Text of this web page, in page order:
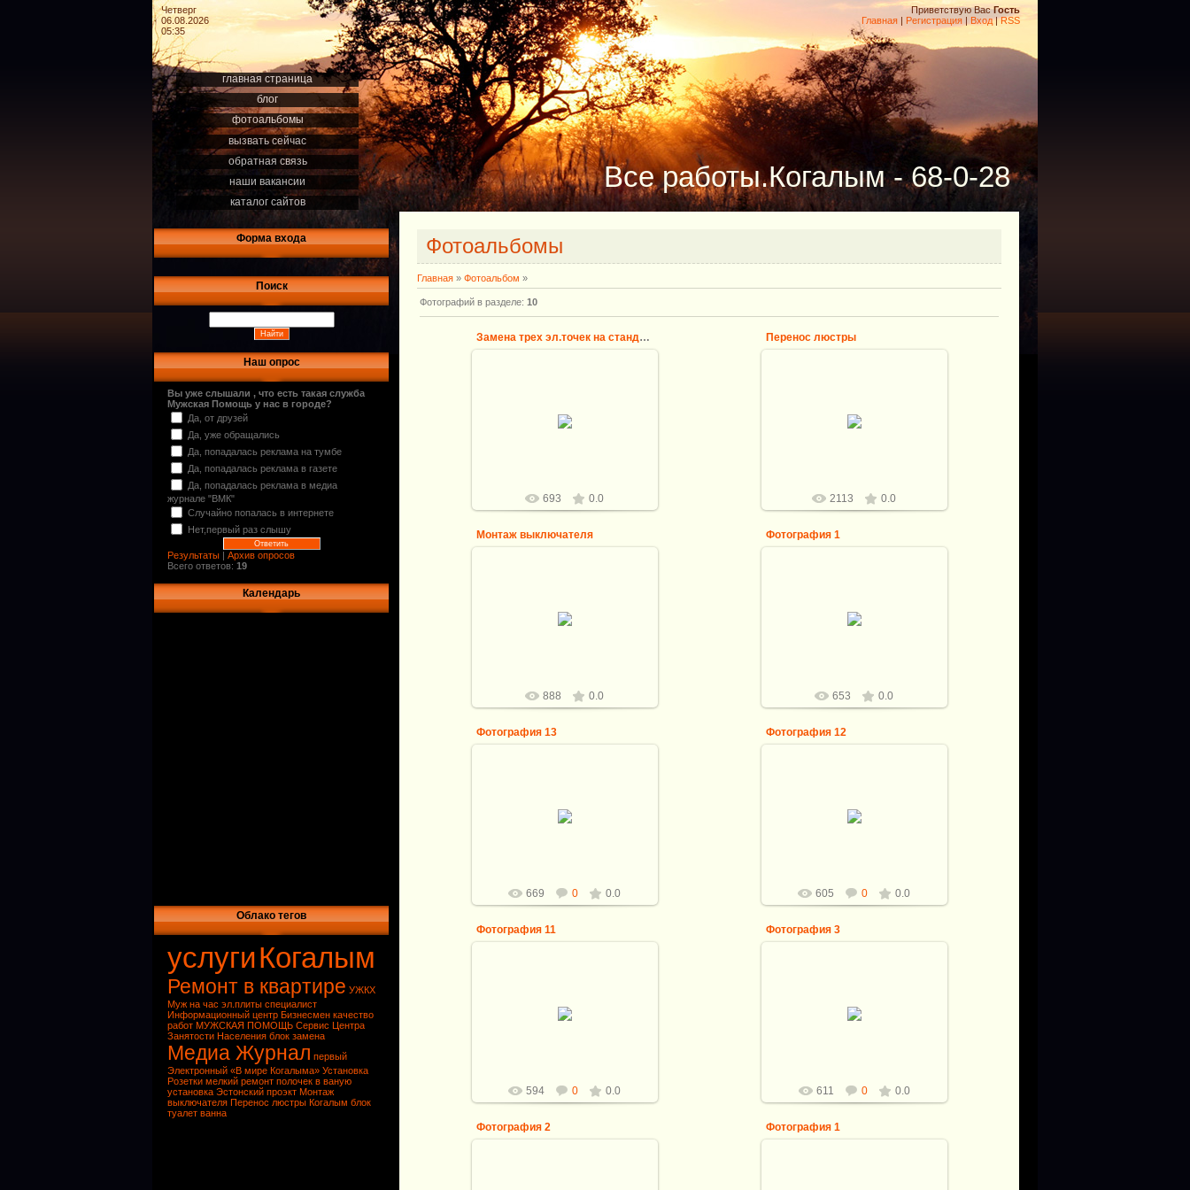
Четверг
06.08.2026
05:35
Приветствую Вас Гость
Главная | Регистрация | Вход|RSS
главная страница
блог
фотоальбомы
вызвать сейчас
обратная связь
наши вакансии
каталог сайтов
Форма входа
Поиск
Наш опрос
Вы уже слышали , что есть такая служба
Мужская Помощь у нас в городе?
Да, от друзей
Да, уже обращались
Да, попадалась реклама на тумбе
Да, попадалась реклама в газете
Да, попадалась реклама в медиа
журнале "ВМК"
Случайно попалась в интернете
Нет,первый раз слышу
Результаты | Архив опросов
Всего ответов: 19
Календарь
Облако тегов
услугиКогалым
Ремонт в квартире УЖКХ
Муж на час эл.плиты специалист
Информационный центр Бизнесмен качество
работ МУЖСКАЯ ПОМОЩЬ Сервис Центра
Занятости Населения блок замена
Медиа Журнал первый
Электронный «В мире Когалыма» Установка
Розетки мелкий ремонт полочек в ваную
установка Эстонский проэкт Монтаж
выключателя Перенос люстры Когалым блок
туалет ванна
Все работы.Когалым - 68-0-28
Фотоальбомы
Главная » Фотоальбом »
Фотографий в разделе: 10
Замена трех эл.точек на стандартный блок
стандартный блок туалет ванна/
693 0.0
Перенос люстры
Перенос люстры- на метр, ближе
к центру комнаты
2113 0.0
Монтаж выключателя
выключатель провод положить
888 0.0
Фотография 1
(Как известно в домах эстонского
653 0.0
Фотография 13
Полочка после ремонта
669 0 0.0
Фотография 12
Собрать за ново все равно что
снова сделать
605 0 0.0
Фотография 11
Наши работы
594 0 0.0
Фотография 3
Установка Розетки под плиту в
замен сгоревшей
611 0 0.0
Фотография 2 Фотография 1